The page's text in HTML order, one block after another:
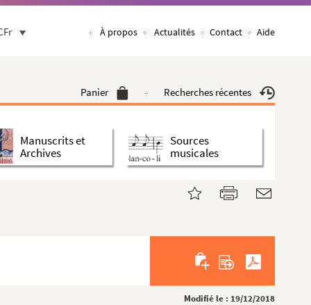
À propos Actualités Contact Aide
Panier Recherches récentes
Manuscrits et
Archives
Sources
musicales
Modifié le : 19/12/2018